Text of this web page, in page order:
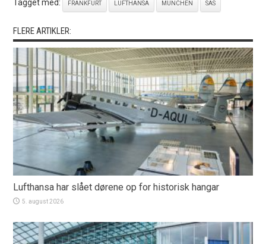
Tagget med: FRANKFURT LUFTHANSA MÜNCHEN SAS
FLERE ARTIKLER:
Lufthansa har slået dørene op for historisk hangar
5. august 2026